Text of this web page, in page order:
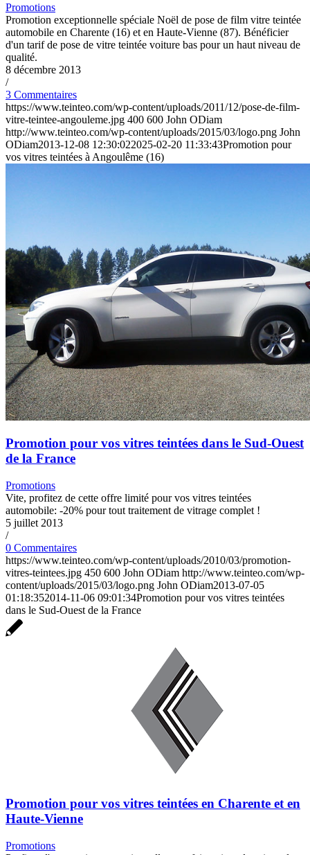
Promotions
Promotion exceptionnelle spéciale Noël de pose de film vitre teintée
automobile en Charente (16) et en Haute-Vienne (87). Bénéficier
d'un tarif de pose de vitre teintée voiture bas pour un haut niveau de
qualité.
8 décembre 2013
/
3 Commentaires
https://www.teinteo.com/wp-content/uploads/2011/12/pose-de-film-
vitre-teintee-angouleme.jpg 400 600 John ODiam
http://www.teinteo.com/wp-content/uploads/2015/03/logo.png John
ODiam2013-12-08 12:30:022025-02-20 11:33:43Promotion pour
vos vitres teintées à Angoulême (16)
Promotion pour vos vitres teintées dans le Sud-Ouest
de la France
Promotions
Vite, profitez de cette offre limité pour vos vitres teintées
automobile: -20% pour tout traitement de vitrage complet !
5 juillet 2013
/
0 Commentaires
https://www.teinteo.com/wp-content/uploads/2010/03/promotion-
vitres-teintees.jpg 450 600 John ODiam http://www.teinteo.com/wp-
content/uploads/2015/03/logo.png John ODiam2013-07-05
01:18:352014-11-06 09:01:34Promotion pour vos vitres teintées
dans le Sud-Ouest de la France
Promotion pour vos vitres teintées en Charente et en
Haute-Vienne
Promotions